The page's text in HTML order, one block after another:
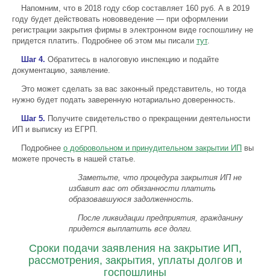
Напомним, что в 2018 году сбор составляет 160 руб. А в 2019
году будет действовать нововведение — при оформлении
регистрации закрытия фирмы в электронном виде госпошлину не
придется платить. Подробнее об этом мы писали тут.
Шаг 4. Обратитесь в налоговую инспекцию и подайте
документацию, заявление.
Это может сделать за вас законный представитель, но тогда
нужно будет подать заверенную нотариально доверенность.
Шаг 5. Получите свидетельство о прекращении деятельности
ИП и выписку из ЕГРП.
Подробнее о добровольном и принудительном закрытии ИП вы
можете прочесть в нашей статье.
Заметьте, что процедура закрытия ИП не
избавит вас от обязанности платить
образовавшуюся задолженность.
После ликвидации предприятия, гражданину
придется выплатить все долги.
Сроки подачи заявления на закрытие ИП,
рассмотрения, закрытия, уплаты долгов и
госпошлины